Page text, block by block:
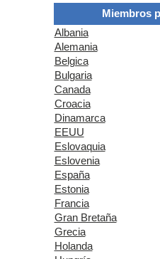
Miembros
Albania
Alemania
Belgica
Bulgaria
Canada
Croacia
Dinamarca
EEUU
Eslovaquia
Eslovenia
España
Estonia
Francia
Gran Bretaña
Grecia
Holanda